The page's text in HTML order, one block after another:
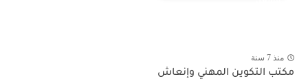
منذ 7 سنة
مكتب التكوين المهني وإنعاش